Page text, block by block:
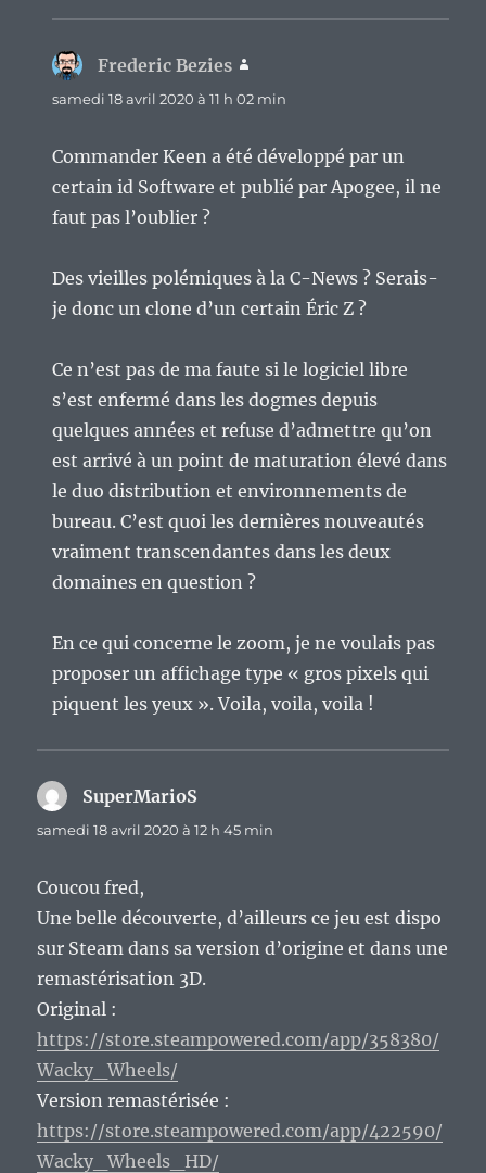
Frederic Bezies
samedi 18 avril 2020 à 11 h 02 min
Commander Keen a été développé par un
certain id Software et publié par Apogee, il ne
faut pas l’oublier ?
Des vieilles polémiques à la C-News ? Serais-
je donc un clone d’un certain Éric Z ?
Ce n’est pas de ma faute si le logiciel libre
s’est enfermé dans les dogmes depuis
quelques années et refuse d’admettre qu’on
est arrivé à un point de maturation élevé dans
le duo distribution et environnements de
bureau. C’est quoi les dernières nouveautés
vraiment transcendantes dans les deux
domaines en question ?
En ce qui concerne le zoom, je ne voulais pas
proposer un affichage type « gros pixels qui
piquent les yeux ». Voila, voila, voila !
SuperMarioS
samedi 18 avril 2020 à 12 h 45 min
Coucou fred,
Une belle découverte, d’ailleurs ce jeu est dispo
sur Steam dans sa version d’origine et dans une
remastérisation 3D.
Original :
https://store.steampowered.com/app/358380/
Wacky_Wheels/
Version remastérisée :
https://store.steampowered.com/app/422590/
Wacky_Wheels_HD/